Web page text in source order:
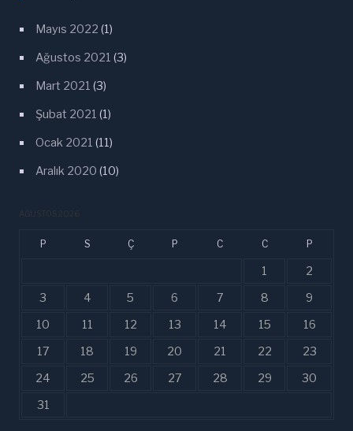
Mayıs 2022 (1)
Ağustos 2021 (3)
Mart 2021 (3)
Şubat 2021 (1)
Ocak 2021 (11)
Aralık 2020 (10)
AĞUSTOS 2026
P S Ç P C C P
1
2
3
4 5 6 7 8
9
10
11 12 13 14 15
16
17
18 19 20 21 22
23
24
25 26 27 28 29
30
31